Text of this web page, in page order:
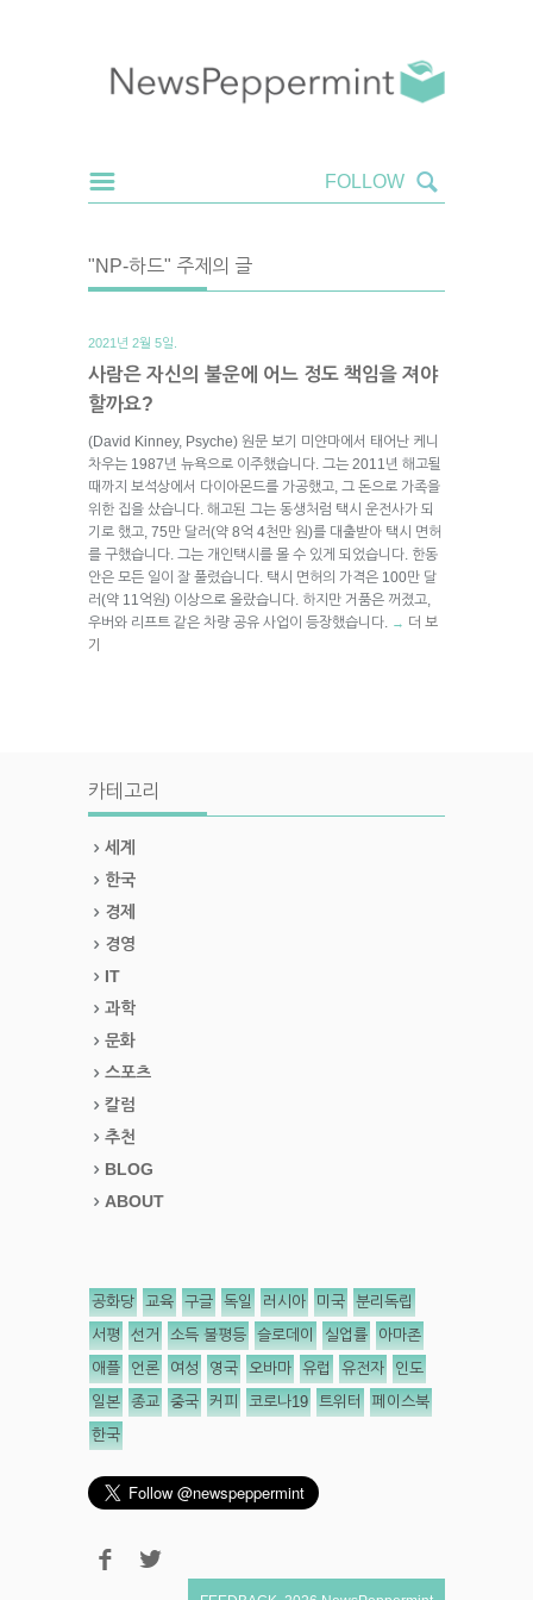
"NP-하드" 주제의 글
2021년 2월 5일.
사람은 자신의 불운에 어느 정도 책임을 져야
할까요?
(David Kinney, Psyche) 원문 보기 미얀마에서 태어난 케니
차우는 1987년 뉴욕으로 이주했습니다. 그는 2011년 해고될
때까지 보석상에서 다이아몬드를 가공했고, 그 돈으로 가족을
위한 집을 샀습니다. 해고된 그는 동생처럼 택시 운전사가 되
기로 했고, 75만 달러(약 8억 4천만 원)를 대출받아 택시 면허
를 구했습니다. 그는 개인택시를 몰 수 있게 되었습니다. 한동
안은 모든 일이 잘 풀렸습니다. 택시 면허의 가격은 100만 달
러(약 11억원) 이상으로 올랐습니다. 하지만 거품은 꺼졌고,
우버와 리프트 같은 차량 공유 사업이 등장했습니다.
→ 더 보
기
카테고리
세계
한국
경제
경영
IT
과학
문화
스포츠
칼럼
추천
BLOG
ABOUT
공화당 교육 구글 독일 러시아 미국 분리독립
서평 선거 소득 불평등 슬로데이 실업률 아마존
애플 언론 여성 영국 오바마 유럽 유전자 인도
일본 종교 중국 커피 코로나19 트위터 페이스북
한국